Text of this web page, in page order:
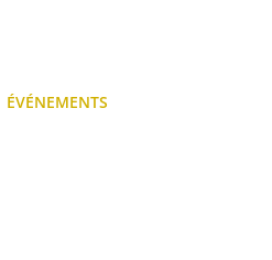
ÉVÉNEMENTS